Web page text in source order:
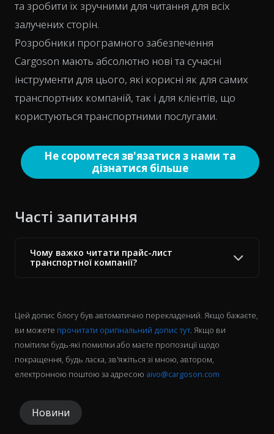
та зробити їх зручними для читання для всіх
залучених сторін.
Розробники програмного забезпечення
Cargoson мають абсолютно нові та сучасні
інструменти для цього, які корисні як для самих
транспортних компаній, так і для клієнтів, що
користуються транспортними послугами.
Не соромтеся зв'язатися з нами та
дізнатися більше
Часті запитання
Чому важко читати прайс-лист
транспортної компанії?
Цей допис блогу був автоматично перекладений. Якщо бажаєте,
ви можете прочитати оригінальний допис тут. Якщо ви
помітили будь-які помилки або маєте пропозиції щодо
покращення, будь ласка, зв'яжіться зі мною, автором,
електронною поштою за адресою aivo@cargoson.com
Новини